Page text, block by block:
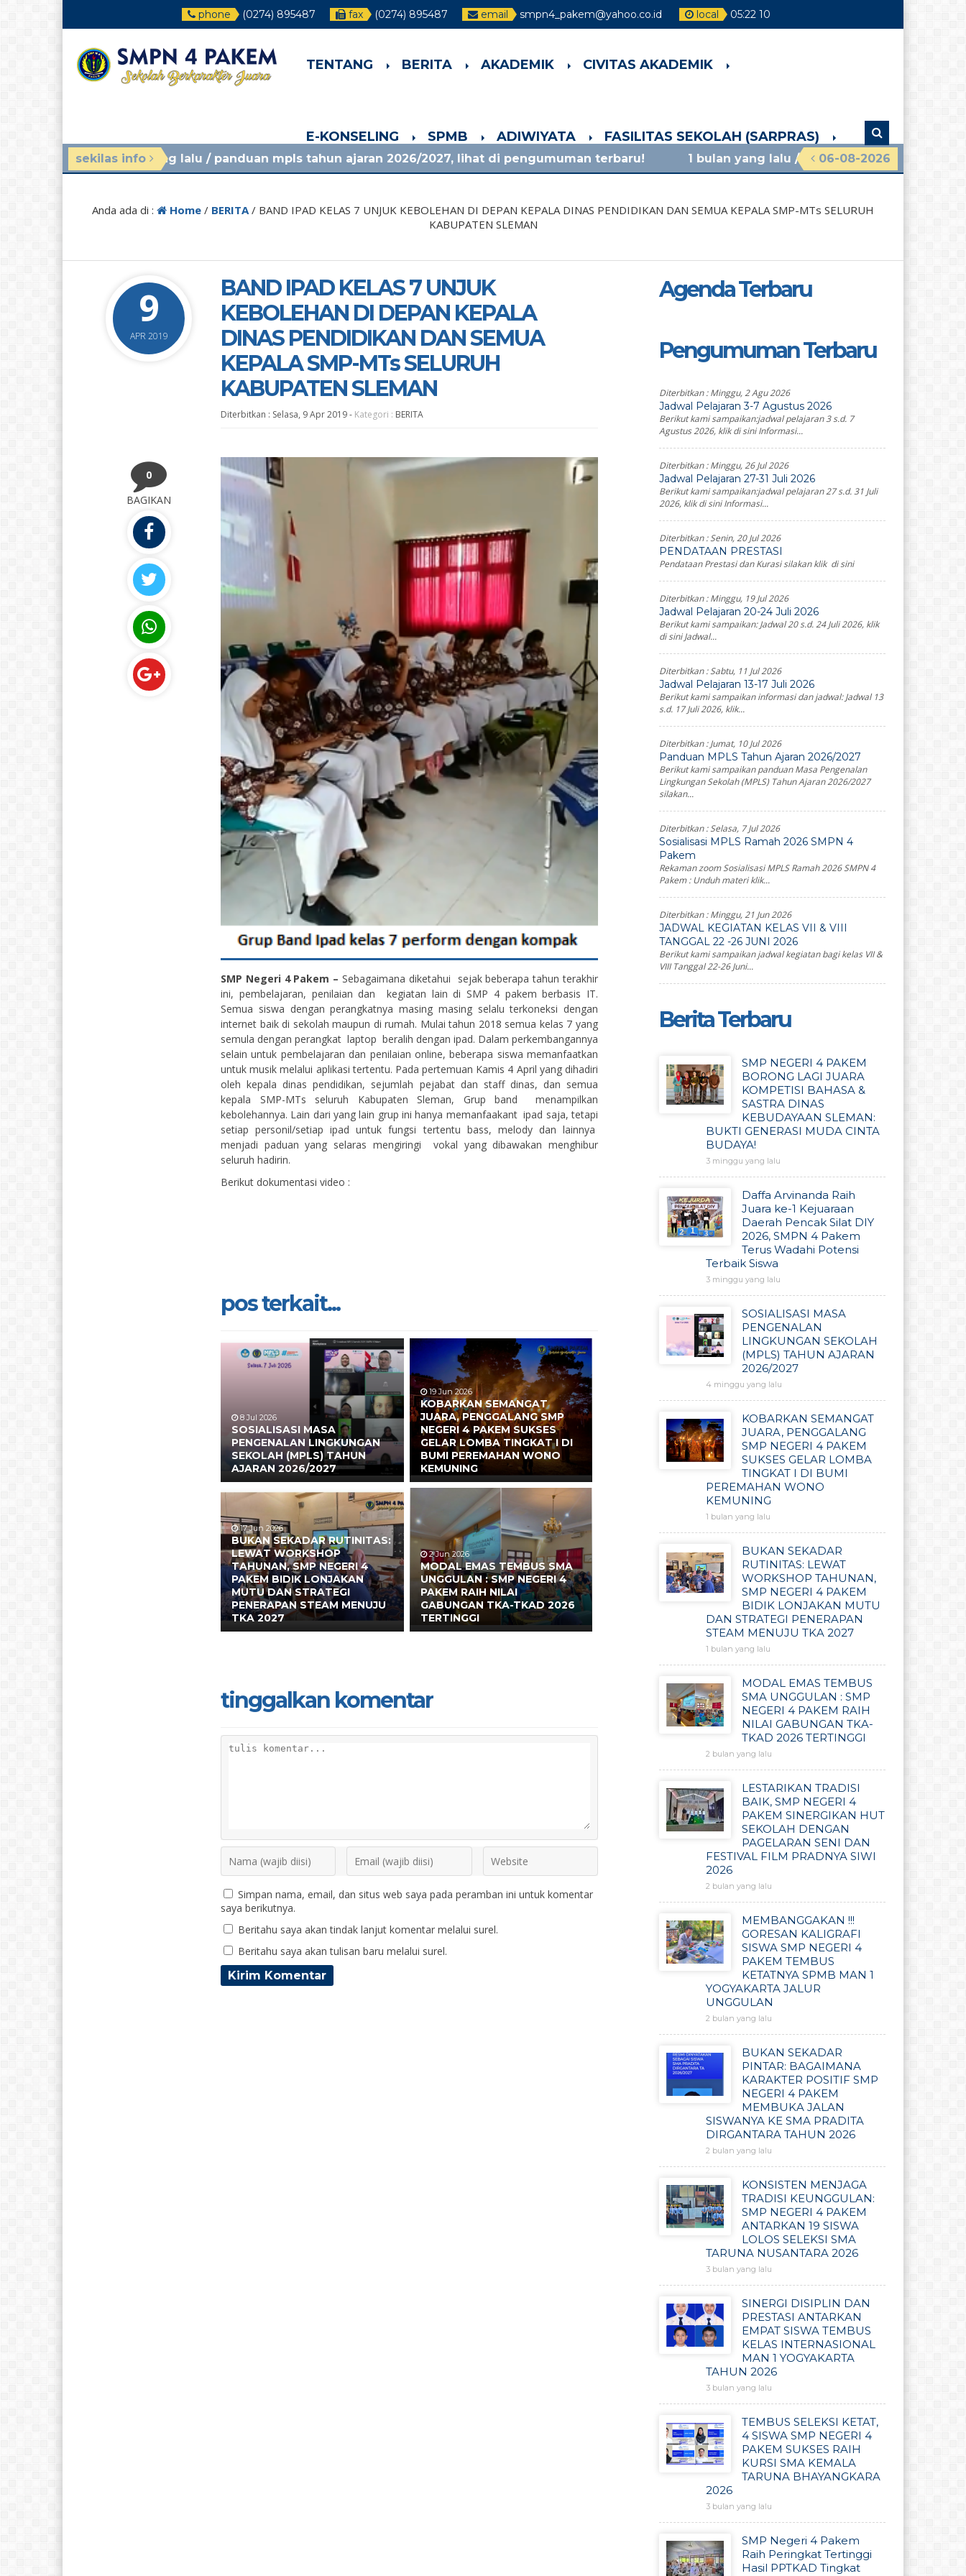
phone (0274) 895487 fax (0274) 895487 email smpn4_pakem@yahoo.co.id local 05:22 12
TENTANG BERITA AKADEMIK CIVITAS AKADEMIK
E-KONSELING SPMB ADIWIYATA FASILITAS SEKOLAH (SARPRAS)
sekilas info 06-08-2026
yang lalu/ panduan mpls tahun ajaran 2026/2027, lihat di pengumuman terbaru! 1 bulan yang lalu / materi sosialisasi mpls ramah 2026
Anda ada di : Home / BERITA/ BAND IPAD KELAS 7 UNJUK KEBOLEHAN DI DEPAN KEPALA DINAS PENDIDIKAN DAN SEMUA KEPALA SMP-MTs SELURUH
KABUPATEN SLEMAN
9
APR 2019
BAND IPAD KELAS 7 UNJUK
KEBOLEHAN DI DEPAN KEPALA
DINAS PENDIDIKAN DAN SEMUA
KEPALA SMP-MTs SELURUH
KABUPATEN SLEMAN
Diterbitkan : Selasa, 9 Apr 2019- Kategori : BERITA
0
BAGIKAN
SMP Negeri 4 Pakem –Sebagaimana diketahui sejak beberapa tahun terakhir
ini, pembelajaran, penilaian dan kegiatan lain di SMP 4 pakem berbasis IT.
Semua siswa dengan perangkatnya masing masing selalu terkoneksi dengan
internet baik di sekolah maupun di rumah. Mulai tahun 2018 semua kelas 7 yang
semula dengan perangkat laptop beralih dengan ipad. Dalam perkembangannya
selain untuk pembelajaran dan penilaian online, beberapa siswa memanfaatkan
untuk musik melalui aplikasi tertentu. Pada pertemuan Kamis 4 April yang dihadiri
oleh kepala dinas pendidikan, sejumlah pejabat dan staff dinas, dan semua
kepala SMP-MTs seluruh Kabupaten Sleman, Grup band menampilkan
kebolehannya. Lain dari yang lain grup ini hanya memanfaakant ipad saja, tetapi
setiap personil/setiap ipad untuk fungsi tertentu bass, melody dan lainnya
menjadi paduan yang selaras mengiringi vokal yang dibawakan menghibur
seluruh hadirin.
Berikut dokumentasi video :
pos terkait...
8 Jul 2026
SOSIALISASI MASA
PENGENALAN LINGKUNGAN
SEKOLAH (MPLS) TAHUN
AJARAN 2026/2027
19 Jun 2026
KOBARKAN SEMANGAT
JUARA, PENGGALANG SMP
NEGERI 4 PAKEM SUKSES
GELAR LOMBA TINGKAT I DI
BUMI PEREMAHAN WONO
KEMUNING
17 Jun 2026
BUKAN SEKADAR RUTINITAS:
LEWAT WORKSHOP
TAHUNAN, SMP NEGERI 4
PAKEM BIDIK LONJAKAN
MUTU DAN STRATEGI
PENERAPAN STEAM MENUJU
TKA 2027
2 Jun 2026
MODAL EMAS TEMBUS SMA
UNGGULAN : SMP NEGERI 4
PAKEM RAIH NILAI
GABUNGAN TKA-TKAD 2026
TERTINGGI
tinggalkan komentar
Simpan nama, email, dan situs web saya pada peramban ini untuk komentar
saya berikutnya.
Beritahu saya akan tindak lanjut komentar melalui surel.
Beritahu saya akan tulisan baru melalui surel.
Agenda Terbaru
Pengumuman Terbaru
Diterbitkan :Minggu, 2 Agu 2026
Jadwal Pelajaran 3-7 Agustus 2026
Berikut kami sampaikan:jadwal pelajaran 3 s.d. 7
Agustus 2026, klik di sini Informasi...
Diterbitkan :Minggu, 26 Jul 2026
Jadwal Pelajaran 27-31 Juli 2026
Berikut kami sampaikan:jadwal pelajaran 27 s.d. 31 Juli
2026, klik di sini Informasi...
Diterbitkan :Senin, 20 Jul 2026
PENDATAAN PRESTASI
Pendataan Prestasi dan Kurasi silakan klik di sini
Diterbitkan :Minggu, 19 Jul 2026
Jadwal Pelajaran 20-24 Juli 2026
Berikut kami sampaikan: Jadwal 20 s.d. 24 Juli 2026, klik
di sini Jadwal...
Diterbitkan :Sabtu, 11 Jul 2026
Jadwal Pelajaran 13-17 Juli 2026
Berikut kami sampaikan informasi dan jadwal: Jadwal 13
s.d. 17 Juli 2026, klik...
Diterbitkan :Jumat, 10 Jul 2026
Panduan MPLS Tahun Ajaran 2026/2027
Berikut kami sampaikan panduan Masa Pengenalan
Lingkungan Sekolah (MPLS) Tahun Ajaran 2026/2027
silakan...
Diterbitkan :Selasa, 7 Jul 2026
Sosialisasi MPLS Ramah 2026 SMPN 4
Pakem
Rekaman zoom Sosialisasi MPLS Ramah 2026 SMPN 4
Pakem : Unduh materi klik...
Diterbitkan :Minggu, 21 Jun 2026
JADWAL KEGIATAN KELAS VII & VIII
TANGGAL 22 -26 JUNI 2026
Berikut kami sampaikan jadwal kegiatan bagi kelas VII &
VIII Tanggal 22-26 Juni...
Berita Terbaru
SMP NEGERI 4 PAKEM
BORONG LAGI JUARA
KOMPETISI BAHASA &
SASTRA DINAS
KEBUDAYAAN SLEMAN:
BUKTI GENERASI MUDA CINTA
BUDAYA!
3 minggu yang lalu
Daffa Arvinanda Raih
Juara ke-1 Kejuaraan
Daerah Pencak Silat DIY
2026, SMPN 4 Pakem
Terus Wadahi Potensi
Terbaik Siswa
3 minggu yang lalu
SOSIALISASI MASA
PENGENALAN
LINGKUNGAN SEKOLAH
(MPLS) TAHUN AJARAN
2026/2027
4 minggu yang lalu
KOBARKAN SEMANGAT
JUARA, PENGGALANG
SMP NEGERI 4 PAKEM
SUKSES GELAR LOMBA
TINGKAT I DI BUMI
PEREMAHAN WONO
KEMUNING
1 bulan yang lalu
BUKAN SEKADAR
RUTINITAS: LEWAT
WORKSHOP TAHUNAN,
SMP NEGERI 4 PAKEM
BIDIK LONJAKAN MUTU
DAN STRATEGI PENERAPAN
STEAM MENUJU TKA 2027
1 bulan yang lalu
MODAL EMAS TEMBUS
SMA UNGGULAN : SMP
NEGERI 4 PAKEM RAIH
NILAI GABUNGAN TKA-
TKAD 2026 TERTINGGI
2 bulan yang lalu
LESTARIKAN TRADISI
BAIK, SMP NEGERI 4
PAKEM SINERGIKAN HUT
SEKOLAH DENGAN
PAGELARAN SENI DAN
FESTIVAL FILM PRADNYA SIWI
2026
2 bulan yang lalu
MEMBANGGAKAN !!!
GORESAN KALIGRAFI
SISWA SMP NEGERI 4
PAKEM TEMBUS
KETATNYA SPMB MAN 1
YOGYAKARTA JALUR
UNGGULAN
2 bulan yang lalu
BUKAN SEKADAR
PINTAR: BAGAIMANA
KARAKTER POSITIF SMP
NEGERI 4 PAKEM
MEMBUKA JALAN
SISWANYA KE SMA PRADITA
DIRGANTARA TAHUN 2026
2 bulan yang lalu
KONSISTEN MENJAGA
TRADISI KEUNGGULAN:
SMP NEGERI 4 PAKEM
ANTARKAN 19 SISWA
LOLOS SELEKSI SMA
TARUNA NUSANTARA 2026
3 bulan yang lalu
SINERGI DISIPLIN DAN
PRESTASI ANTARKAN
EMPAT SISWA TEMBUS
KELAS INTERNASIONAL
MAN 1 YOGYAKARTA
TAHUN 2026
3 bulan yang lalu
TEMBUS SELEKSI KETAT,
4 SISWA SMP NEGERI 4
PAKEM SUKSES RAIH
KURSI SMA KEMALA
TARUNA BHAYANGKARA
2026
3 bulan yang lalu
SMP Negeri 4 Pakem
Raih Peringkat Tertinggi
Hasil PPTKAD Tingkat